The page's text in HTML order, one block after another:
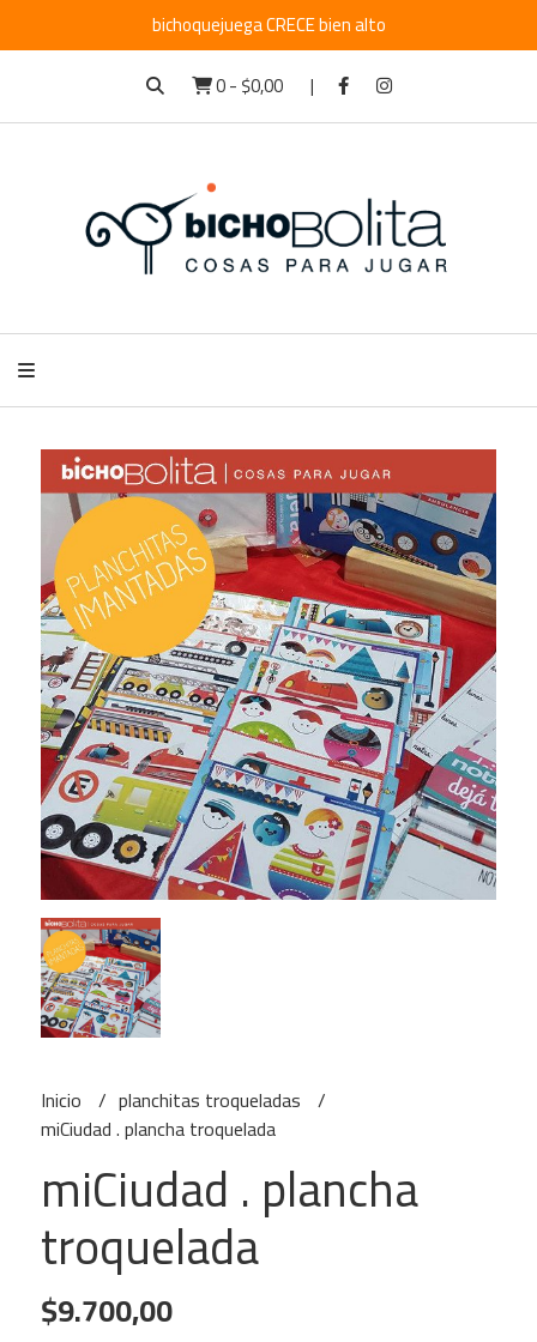
bichoquejuega CRECE bien alto
0-$0,00
Inicio
planchitas troqueladas
miCiudad . plancha troquelada
miCiudad . plancha
troquelada
$9.700,00